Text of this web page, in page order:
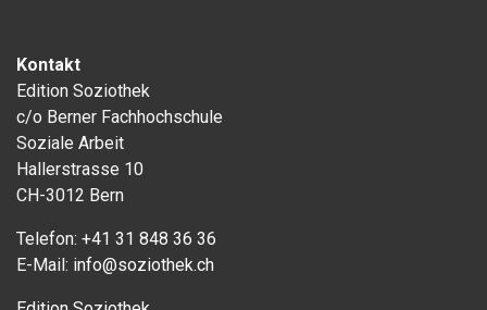
Kontakt
Edition Soziothek
c/o Berner Fachhochschule
Soziale Arbeit
Hallerstrasse 10
CH-3012 Bern
Telefon: +41 31 848 36 36
E-Mail: info@soziothek.ch